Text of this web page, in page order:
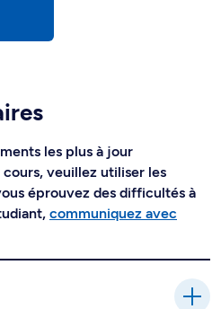
les plus à jour
veuillez utiliser les
éprouvez des difficultés à
communiquez avec